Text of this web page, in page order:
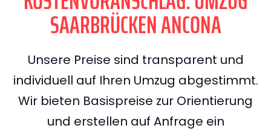
SAARBRÜCKEN ANCONA
Unsere Preise sind transparent und
individuell auf Ihren Umzug abgestimmt.
Wir bieten Basispreise zur Orientierung
und erstellen auf Anfrage ein